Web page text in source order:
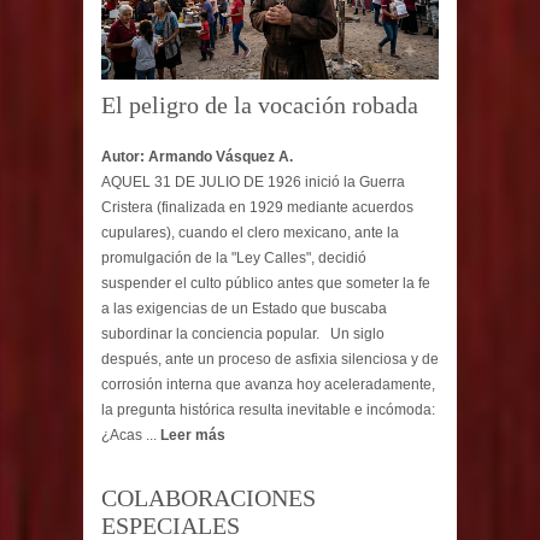
El peligro de la vocación robada
Autor: Armando Vásquez A.
AQUEL 31 DE JULIO DE 1926 inició la Guerra
Cristera (finalizada en 1929 mediante acuerdos
cupulares), cuando el clero mexicano, ante la
promulgación de la "Ley Calles", decidió
suspender el culto público antes que someter la fe
a las exigencias de un Estado que buscaba
subordinar la conciencia popular. Un siglo
después, ante un proceso de asfixia silenciosa y de
corrosión interna que avanza hoy aceleradamente,
la pregunta histórica resulta inevitable e incómoda:
¿Acas ... Leer más
COLABORACIONES
ESPECIALES